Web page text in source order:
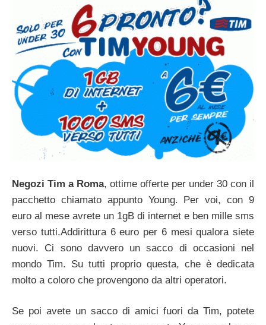
Negozi Tim a Roma, ottime offerte per under 30 con il
pacchetto chiamato appunto Young. Per voi, con 9
euro al mese avrete un 1gB di internet e ben mille sms
verso tutti.Addirittura 6 euro per 6 mesi qualora siete
nuovi. Ci sono davvero un sacco di occasioni nel
mondo Tim. Su tutti proprio questa, che è dedicata
molto a coloro che provengono da altri operatori.
Se poi avete un sacco di amici fuori da Tim, potete